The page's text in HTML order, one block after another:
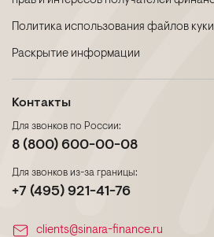
Политика использования файлов куки
Раскрытие информации
Контакты
clients@sinara-finance.ru
Для звонков по России:
8 (800) 600-00-08
Для звонков из-за границы:
+7 (495) 921-41-76